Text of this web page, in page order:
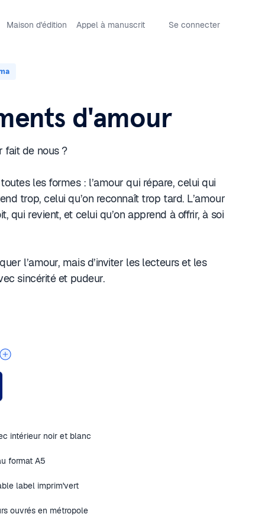
Maison d'édition Appel à manuscrit Se connecter
d'amour
fait de nous ?
les formes : l’amour qui répare, celui qui
trop, celui qu’on reconnaît trop tard. L’amour
qui revient, et celui qu’on apprend à offrir, à soi
l’amour, mais d’inviter les lecteurs et les
sincérité et pudeur.
intérieur noir et blanc
format A5
label imprim'vert
ouvrés en métropole